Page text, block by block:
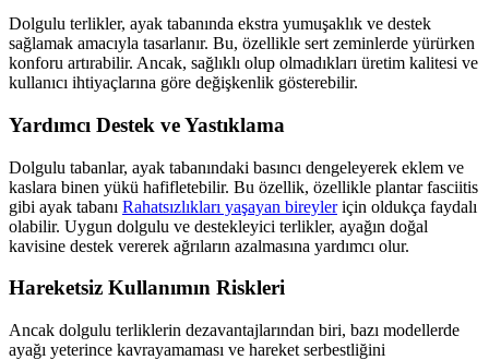
Dolgulu terlikler, ayak tabanında ekstra yumuşaklık ve destek
sağlamak amacıyla tasarlanır. Bu, özellikle sert zeminlerde yürürken
konforu artırabilir. Ancak, sağlıklı olup olmadıkları üretim kalitesi ve
kullanıcı ihtiyaçlarına göre değişkenlik gösterebilir.
Yardımcı Destek ve Yastıklama
Dolgulu tabanlar, ayak tabanındaki basıncı dengeleyerek eklem ve
kaslara binen yükü hafifletebilir. Bu özellik, özellikle plantar fasciitis
gibi ayak tabanı Rahatsızlıkları yaşayan bireyleriçin oldukça faydalı
olabilir. Uygun dolgulu ve destekleyici terlikler, ayağın doğal
kavisine destek vererek ağrıların azalmasına yardımcı olur.
Hareketsiz Kullanımın Riskleri
Ancak dolgulu terliklerin dezavantajlarından biri, bazı modellerde
ayağı yeterince kavrayamaması ve hareket serbestliğini